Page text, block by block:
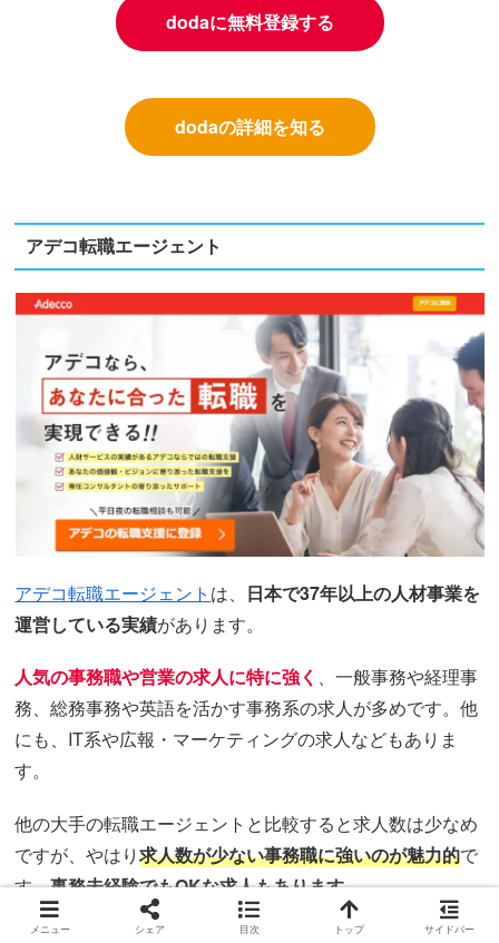
dodaに無料登録する
dodaの詳細を知る
アデコ転職エージェント
アデコ転職エージェント は、 日本で37年以上の人材事業を
運営している実績があります。
人気の事務職や営業の求人に特に強く 、一般事務や経理事
務、総務事務や英語を活かす事務系の求人が多めです。他
にも、IT系や広報・マーケティングの求人などもありま
す。
他の大手の転職エージェントと比較すると求人数は少なめ
ですが、やはり求人数が少ない事務職に強いのが魅力的で
す。事務未経験でもOKな求人もあります。
ただし、特に事務職は人気なので、20代～30代前半ぐらい
メニュー シェア 目次 トップ サイドバー